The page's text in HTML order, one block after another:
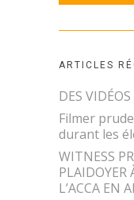
ARTICLES
DES
Filmer
durant les
WITNESS
PLAIDOYER
L’ACCA EN